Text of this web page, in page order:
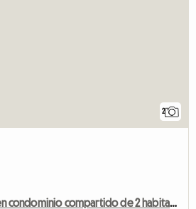
2
Habitación amueblada en condominio compartido de 2 habitaciones